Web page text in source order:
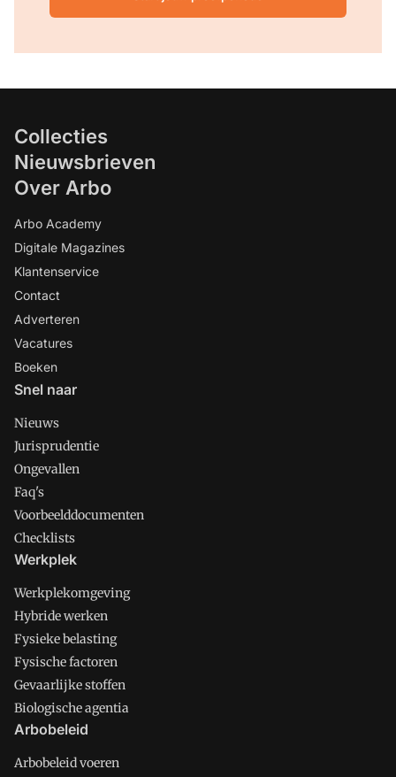
Collecties
Nieuwsbrieven
Over Arbo
Arbo Academy
Digitale Magazines
Klantenservice
Contact
Adverteren
Vacatures
Boeken
Snel naar
Nieuws
Jurisprudentie
Ongevallen
Faq's
Voorbeelddocumenten
Checklists
Werkplek
Werkplekomgeving
Hybride werken
Fysieke belasting
Fysische factoren
Gevaarlijke stoffen
Biologische agentia
Arbobeleid
Arbobeleid voeren